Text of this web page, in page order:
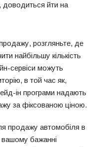
доводиться йти на
розгляньте, де
найбільшу кількість
сервіси можуть
в той час як,
ін програми надають
за фіксованою ціною.
продажу автомобіля в
вашому бажанні